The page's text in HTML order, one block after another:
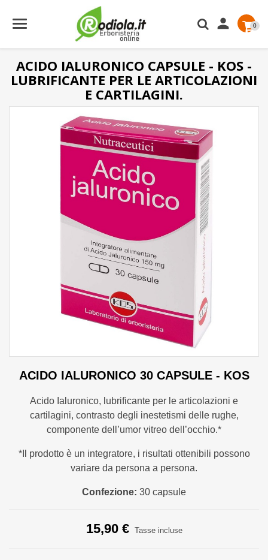
 0
ACIDO IALURONICO CAPSULE - KOS -
LUBRIFICANTE PER LE ARTICOLAZIONI
E CARTILAGINI.
ACIDO IALURONICO 30 CAPSULE - KOS
Acido Ialuronico, lubrificante per le articolazioni e
cartilagini, contrasto degli inestetismi delle rughe,
componente dell’umor vitreo dell’occhio.*
*Il prodotto è un integratore, i risultati ottenibili possono
variare da persona a persona.
Confezione: 30 capsule
15,90 € Tasse incluse